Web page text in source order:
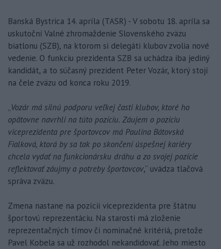
Banská Bystrica 14. apríla (TASR) - V sobotu 18. apríla sa
uskutoční Valné zhromaždenie Slovenského zväzu
biatlonu (SZB), na ktorom si delegáti klubov zvolia nové
vedenie. O funkciu prezidenta SZB sa uchádza iba jediný
kandidát, a to súčasný prezident Peter Vozár, ktorý stojí
na čele zväzu od konca roku 2019.
„Vozár má silnú podporu veľkej časti klubov, ktoré ho
opätovne navrhli na túto pozíciu. Záujem o pozíciu
viceprezidenta pre športovcov má Paulína Bátovská
Fialková, ktorá by sa tak po skončení úspešnej kariéry
chcela vydať na funkcionársku dráhu a zo svojej pozície
reflektovať záujmy a potreby športovcov,“ uvádza tlačová
správa zväzu.
Zmena nastane na pozícii viceprezidenta pre štátnu
športovú reprezentáciu. Na starosti má zloženie
reprezentačných tímov či nominačné kritériá, pretože
Pavel Kobela sa už rozhodol nekandidovať. Jeho miesto